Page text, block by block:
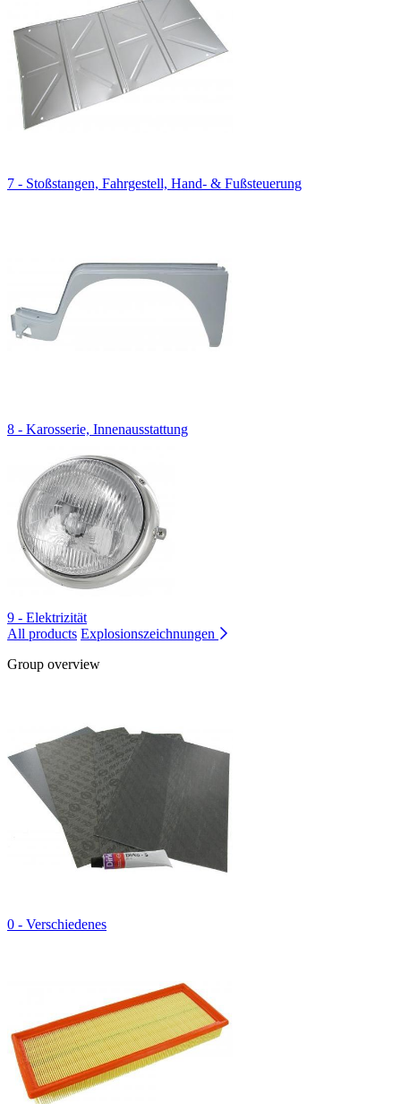
7 - Stoßstangen, Fahrgestell, Hand- & Fußsteuerung
8 - Karosserie, Innenausstattung
9 - Elektrizität
All products Explosionszeichnungen
Group overview
0 - Verschiedenes